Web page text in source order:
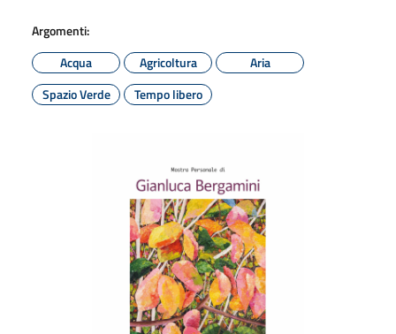
Argomenti:
Acqua
Agricoltura
Aria
Spazio Verde
Tempo libero